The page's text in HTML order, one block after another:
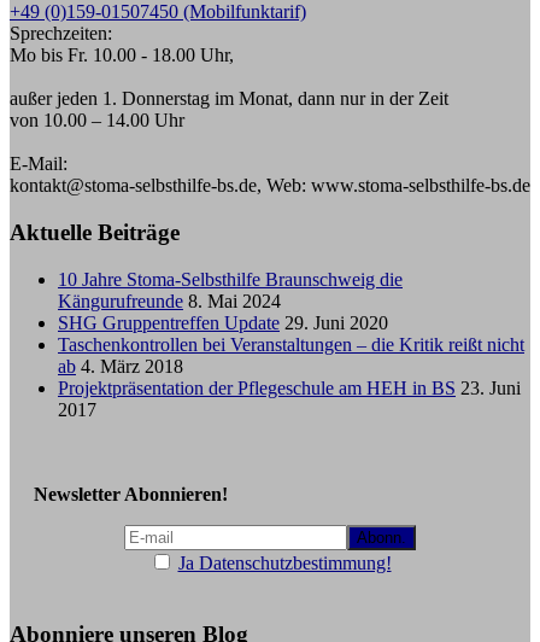
+49 (0)159-01507450 (Mobilfunktarif)
Sprechzeiten:
Mo bis Fr. 10.00 - 18.00 Uhr,
außer jeden 1. Donnerstag im Monat, dann nur in der Zeit
von 10.00 – 14.00 Uhr
E-Mail:
kontakt@stoma-selbsthilfe-bs.de, Web: www.stoma-selbsthilfe-bs.de
Aktuelle Beiträge
10 Jahre Stoma-Selbsthilfe Braunschweig die
Kängurufreunde 8. Mai 2024
SHG Gruppentreffen Update 29. Juni 2020
Taschenkontrollen bei Veranstaltungen – die Kritik reißt nicht
ab 4. März 2018
Projektpräsentation der Pflegeschule am HEH in BS 23. Juni
2017
Newsletter Abonnieren!
Ja Datenschutzbestimmung!
Abonniere unseren Blog